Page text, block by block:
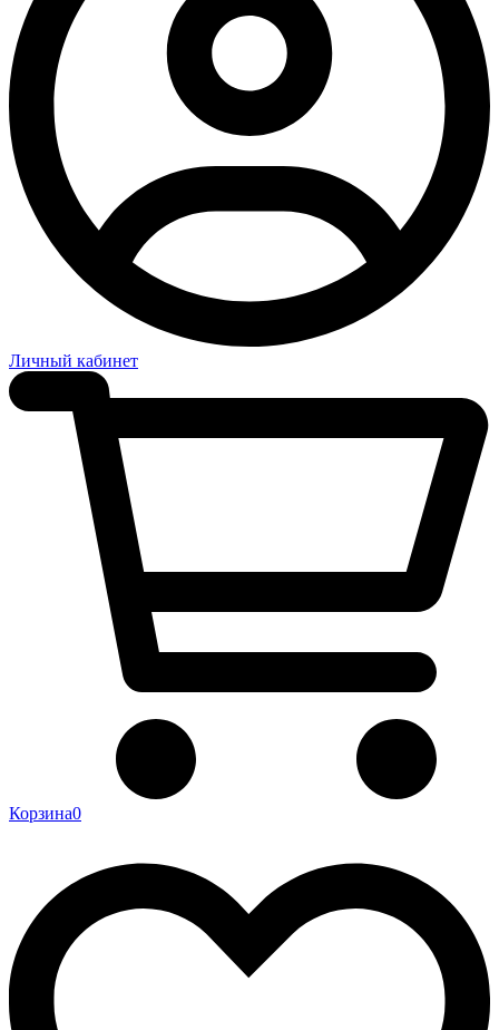
Личный кабинет
Корзина0